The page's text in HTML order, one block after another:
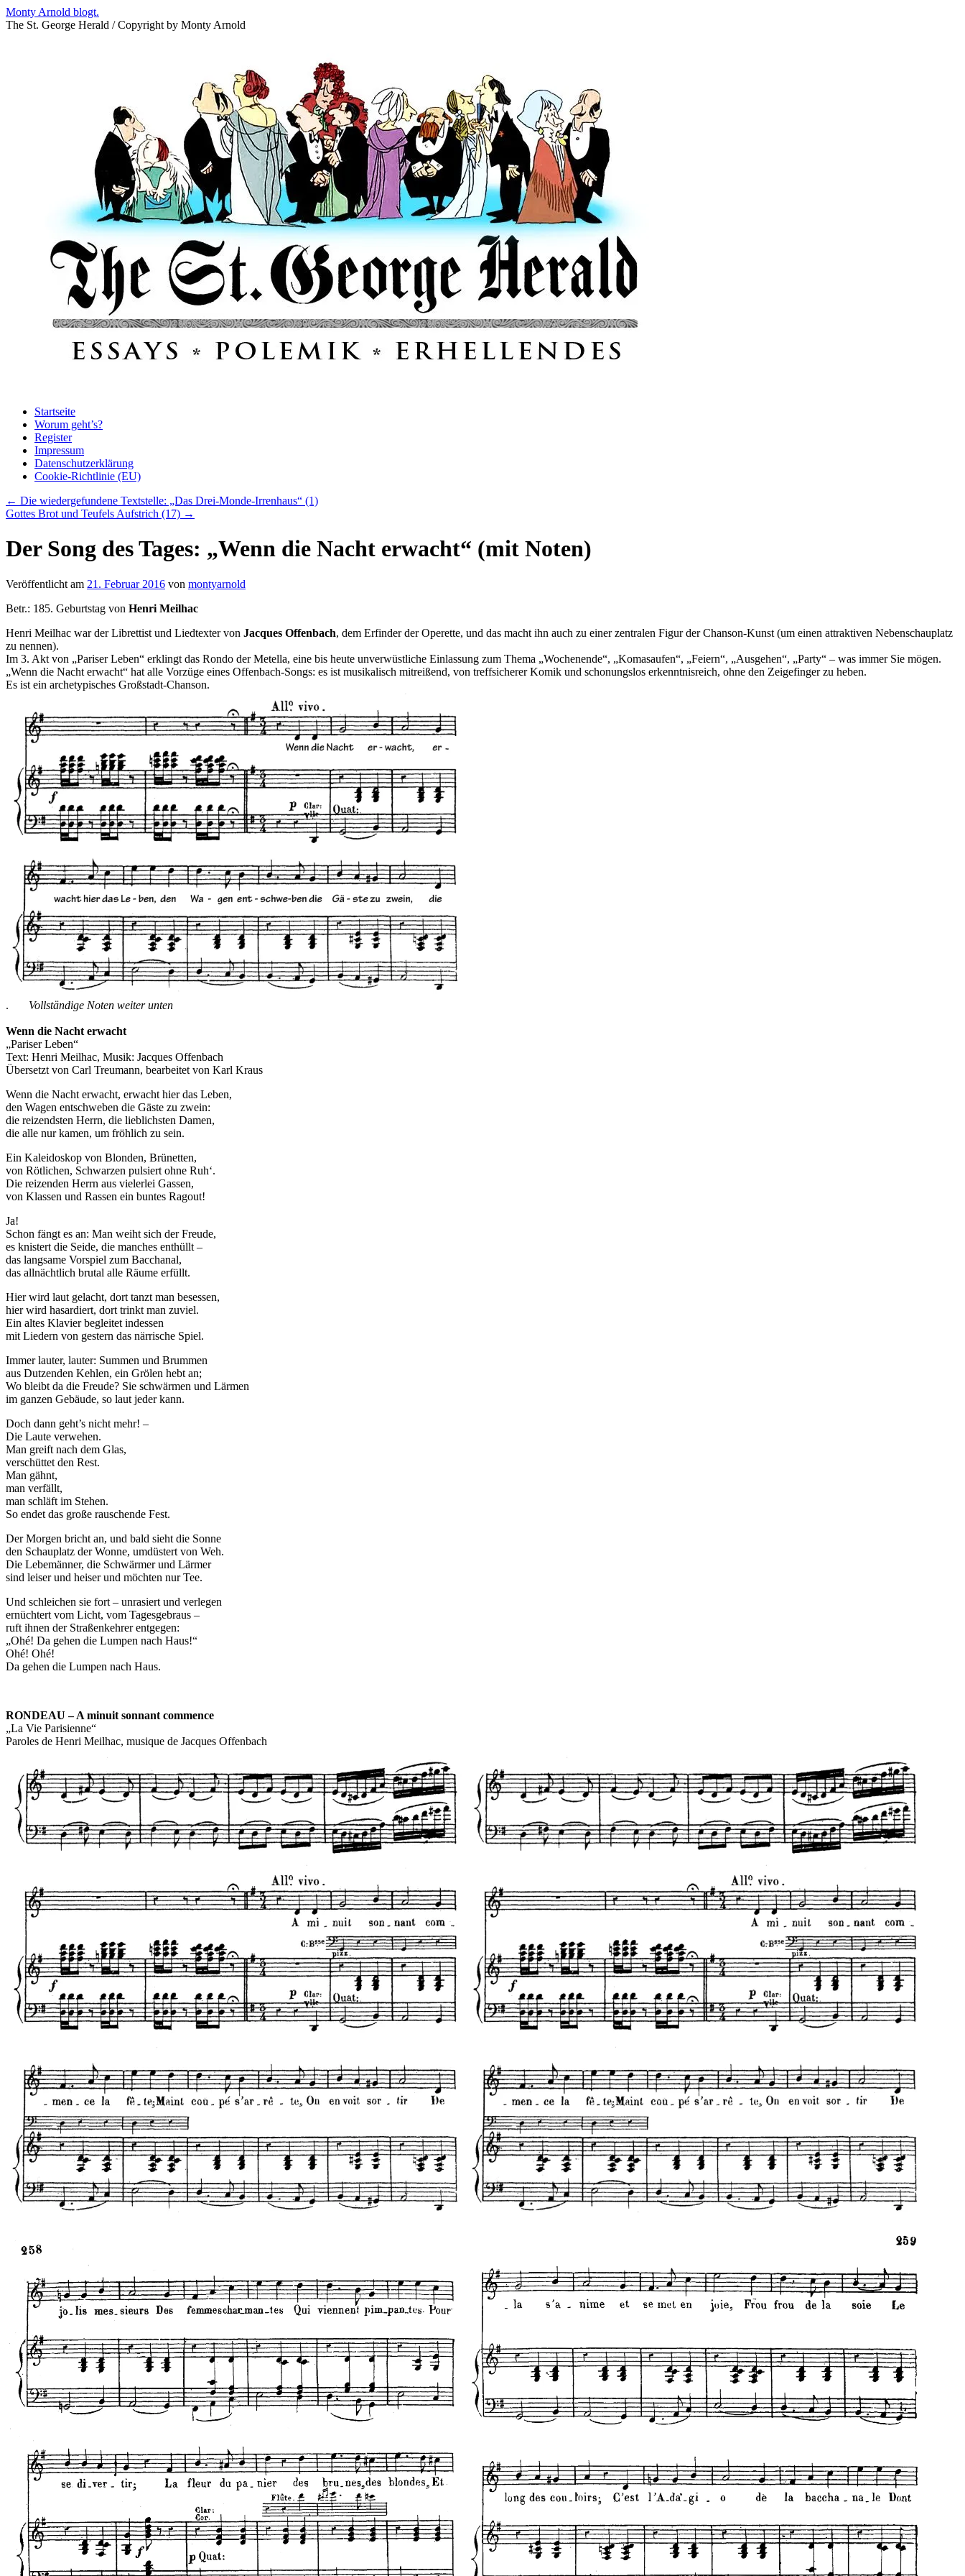
Zum
Inhalt
Monty Arnold blogt.
The St. George Herald / Copyright by Monty Arnold
Startseite
Worum geht’s?
Register
Impressum
Datenschutz­erklärung
Cookie-Richtlinie (EU)
← Die wiedergefundene Textstelle: „Das Drei-Monde-Irrenhaus“ (1)
Gottes Brot und Teufels Aufstrich (17) →
Der Song des Tages: „Wenn die Nacht erwacht“ (mit Noten)
Veröffentlicht am 21. Februar 2016 von montyarnold
Betr.: 185. Geburtstag von Henri Meilhac
Henri Meilhac war der Librettist und Liedtexter von Jacques Offenbach, dem Erfinder der Operette, und das macht ihn auch zu einer zentralen Figur der Chanson-Kunst (um einen attraktiven Nebenschauplatz
zu nennen).
Im 3. Akt von „Pariser Leben“ erklingt das Rondo der Metella, eine bis heute unverwüstliche Einlassung zum Thema „Wochenende“, „Komasaufen“, „Feiern“, „Ausgehen“, „Party“ – was immer Sie mögen.
„Wenn die Nacht erwacht“ hat alle Vorzüge eines Offenbach-Songs: es ist musikalisch mitreißend, von treffsicherer Komik und schonungslos erkenntnisreich, ohne den Zeigefinger zu heben.
Es ist ein archetypisches Großstadt-Chanson.
. Vollständige Noten weiter unten
Wenn die Nacht erwacht
„Pariser Leben“
Text: Henri Meilhac, Musik: Jacques Offenbach
Übersetzt von Carl Treumann, bearbeitet von Karl Kraus
Wenn die Nacht erwacht, erwacht hier das Leben,
den Wagen entschweben die Gäste zu zwein:
die reizendsten Herrn, die lieblichsten Damen,
die alle nur kamen, um fröhlich zu sein.
Ein Kaleidoskop von Blonden, Brünetten,
von Rötlichen, Schwarzen pulsiert ohne Ruh‘.
Die reizenden Herrn aus vielerlei Gassen,
von Klassen und Rassen ein buntes Ragout!
Ja!
Schon fängt es an: Man weiht sich der Freude,
es knistert die Seide, die manches enthüllt –
das langsame Vorspiel zum Bacchanal,
das allnächtlich brutal alle Räume erfüllt.
Hier wird laut gelacht, dort tanzt man besessen,
hier wird hasardiert, dort trinkt man zuviel.
Ein altes Klavier begleitet indessen
mit Liedern von gestern das närrische Spiel.
Immer lauter, lauter: Summen und Brummen
aus Dutzenden Kehlen, ein Grölen hebt an;
Wo bleibt da die Freude? Sie schwärmen und Lärmen
im ganzen Gebäude, so laut jeder kann.
Doch dann geht’s nicht mehr! –
Die Laute verwehen.
Man greift nach dem Glas,
verschüttet den Rest.
Man gähnt,
man verfällt,
man schläft im Stehen.
So endet das große rauschende Fest.
Der Morgen bricht an, und bald sieht die Sonne
den Schauplatz der Wonne, umdüstert von Weh.
Die Lebemänner, die Schwärmer und Lärmer
sind leiser und heiser und möchten nur Tee.
Und schleichen sie fort – unrasiert und verlegen
ernüchtert vom Licht, vom Tagesgebraus –
ruft ihnen der Straßenkehrer entgegen:
„Ohé! Da gehen die Lumpen nach Haus!“
Ohé! Ohé!
Da gehen die Lumpen nach Haus.
RONDEAU – A minuit sonnant commence
„La Vie Parisienne“
Paroles de Henri Meilhac, musique de Jacques Offenbach